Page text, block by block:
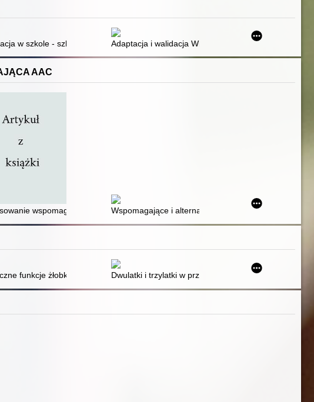
of personality in inclusive education
w szkole - szkoła integracji : od idei do praktyki edukacyjnej
Adaptacja i walidacja Wielowymiarowej Skali Postaw
AAC
inkluzyjnego
zrozumienia i komunikacji osób z ASD
pedagogawspomagających i alternatywnych metod komunikacji (AAC apporoache)
Wspomagające i alternatywne metody
funkcje żłobków i przedszkoli : obecnie i w przeszłości
Dwulatki i trzylatki w przedszkolu i w domu : jak